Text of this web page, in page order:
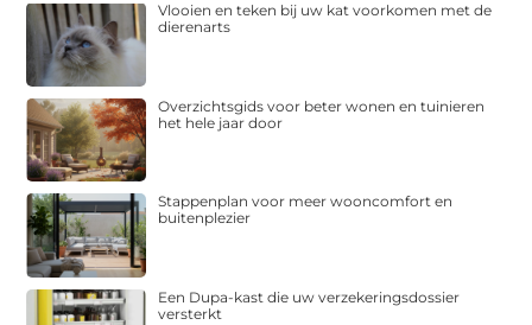
Vlooien en teken bij uw kat voorkomen met de
dierenarts
Overzichtsgids voor beter wonen en tuinieren
het hele jaar door
Stappenplan voor meer wooncomfort en
buitenplezier
Een Dupa-kast die uw verzekeringsdossier
versterkt